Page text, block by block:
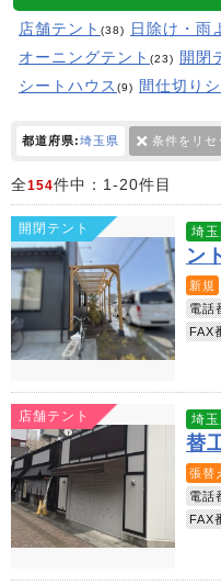
店舗テント (38) 日除け・雨
オーニングテント (23) 開閉
シートハウス (9) 間仕切り
都道府県:埼玉県 条件をリセ
全154件中：1-20件目
開閉テント 埼
ン
新規
電話
FAX
店舗テント 埼
替
張替
電話
FAX